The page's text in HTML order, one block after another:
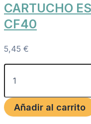
CARTUCHO
CF40
5,45 €
Añadir al carrito